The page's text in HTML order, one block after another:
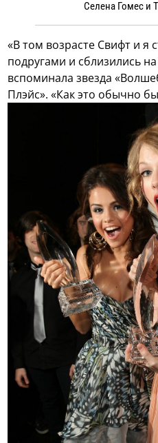
Селена Гомес и
«В том возрасте Свифт и я
подругами и сблизились
вспоминала звезда
Плэйс». «Как это обычно